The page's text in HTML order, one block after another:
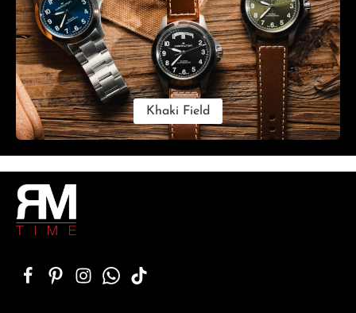
Khaki Field